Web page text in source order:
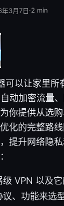
3月7日·2 min
可以让家里所
动加密流量
你提供从选
化的完整路
提升网络隐
VPN 以及
、功能来选